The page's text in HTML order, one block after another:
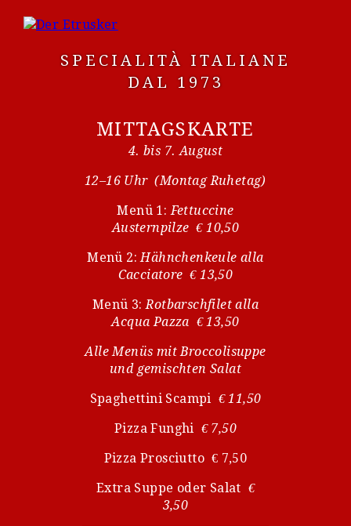
SPECIALITÀ ITALIANE
DAL 1973
MITTAGSKARTE
4. bis 7. August
12–16 Uhr (Montag Ruhetag)
Menü 1: Fettuccine
Austernpilze € 10,50
Menü 2: Hähnchenkeule alla
Cacciatore € 13,50
Menü 3: Rotbarschfilet alla
Acqua Pazza € 13,50
Alle Menüs mit Broccolisuppe
und gemischten Salat
Spaghettini Scampi € 11,50
Pizza Funghi € 7,50
Pizza Prosciutto € 7,50
Extra Suppe oder Salat €
3,50